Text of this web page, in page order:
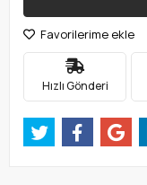
Favorilerime ekle
Hızlı Gönderi